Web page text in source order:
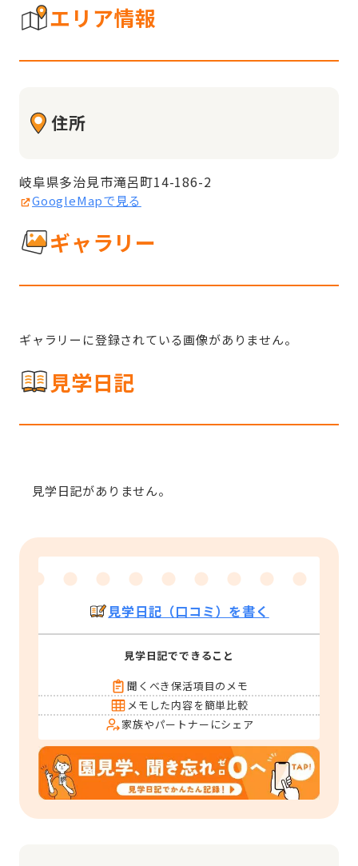
エリア情報
住所
岐阜県多治見市滝呂町14-186-2
GoogleMapで見る
ギャラリー
ギャラリーに登録されている画像がありません。
見学日記
見学日記がありません。
見学日記（口コミ）を書く
見学日記でできること
聞くべき保活項目のメモ
メモした内容を簡単比較
家族やパートナーにシェア